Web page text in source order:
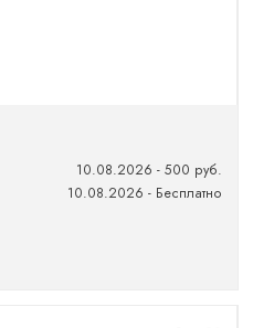
10.08.2026 - 500 руб.
10.08.2026 - Бесплатно